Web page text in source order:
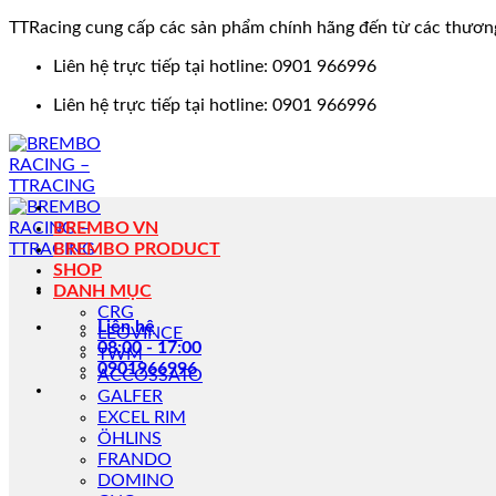
TTRacing cung cấp các sản phẩm chính hãng đến từ các
Liên hệ trực tiếp tại hotline: 0901 966996
Liên hệ trực tiếp tại hotline: 0901 966996
Liên hệ
08:00 - 17:00
0901966996
BREMBO VN
BREMBO PRODUCT
SHOP
DANH MỤC
CRG
LEOVINCE
TWM
ACCOSSATO
GALFER
EXCEL RIM
ÖHLINS
FRANDO
DOMINO